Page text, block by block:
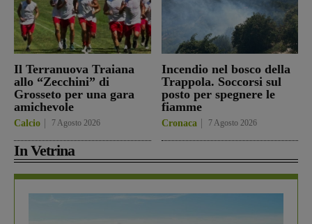
Il Terranuova Traiana
allo “Zecchini” di
Grosseto per una gara
amichevole
Calcio 7 Agosto 2026
Incendio nel bosco della
Trappola. Soccorsi sul
posto per spegnere le
fiamme
Cronaca 7 Agosto 2026
In Vetrina